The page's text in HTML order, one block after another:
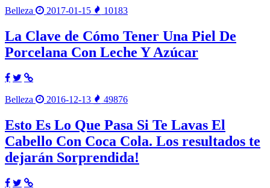
Belleza 2017-01-15 10183
La Clave de Cómo Tener Una Piel De
Porcelana Con Leche Y Azúcar
Belleza 2016-12-13 49876
Esto Es Lo Que Pasa Si Te Lavas El
Cabello Con Coca Cola. Los resultados te
dejarán Sorprendida!